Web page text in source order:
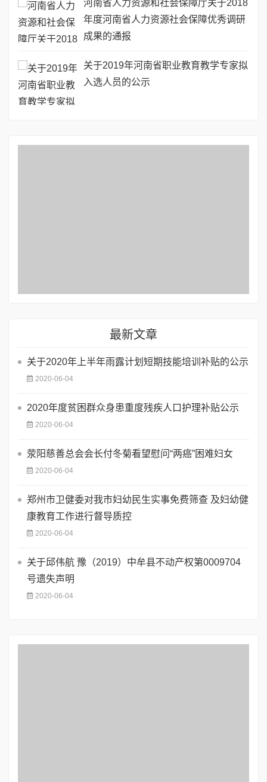
河南省人力资源和社会保障厅关于2018
年度河南省人力资源社会保障优秀调研
成果的通报
关于2019年河南省职业教育教学专家拟
入选人员的公示
最新文章
关于2020年上半年雨露计划短期技能培训补贴的公示
2020-06-04
2020年度贫困群众身患重度残疾人口护理补贴公示
2020-06-04
荥阳慈善总会会长付冬菊看望慰问“两癌”困难妇女
2020-06-04
郑州市卫健委对我市妇幼民生实事免费筛查 及妇幼健
康教育工作进行督导质控
2020-06-04
关于邱伟航 豫（2019）中牟县不动产权第0009704
号遗失声明
2020-06-04